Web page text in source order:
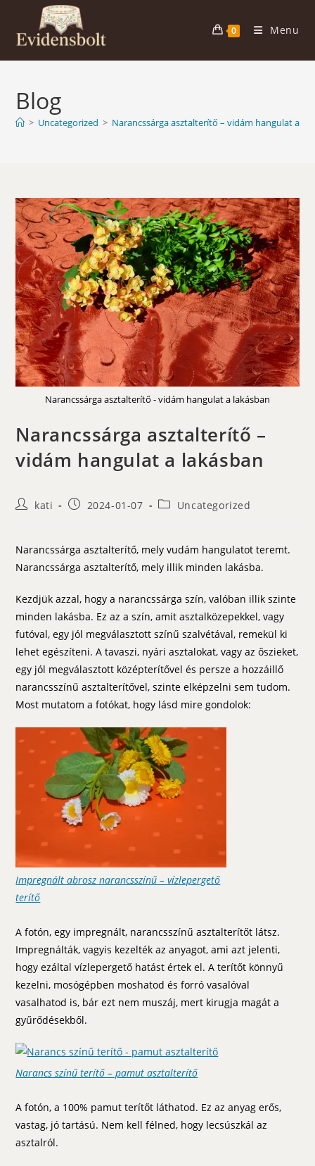
content
0 Menu
Blog
> Uncategorized > Narancssárga asztalterítő – vidám hangulat a
Narancssárga asztalterítő - vidám hangulat a lakásban
Narancssárga asztalterítő –
vidám hangulat a lakásban
Postkati
Post2024-01-07
PostUncategorized
Narancssárga asztalterítő, mely vudám hangulatot teremt.
Narancssárga asztalterítő, mely illik minden lakásba.
Kezdjük azzal, hogy a narancssárga szín, valóban illik szinte
minden lakásba. Ez az a szín, amit asztalközepekkel, vagy
futóval, egy jól megválasztott színű szalvétával, remekül ki
lehet egészíteni. A tavaszi, nyári asztalokat, vagy az őszieket,
egy jól megválasztott középterítővel és persze a hozzáillő
narancsszínű asztalterítővel, szinte elképzelni sem tudom.
Most mutatom a fotókat, hogy lásd mire gondolok:
Impregnált abrosz narancsszínű – vízlepergető
terítő
A fotón, egy impregnált, narancsszínű asztalterítőt látsz.
Impregnálták, vagyis kezelték az anyagot, ami azt jelenti,
hogy ezáltal vízlepergető hatást értek el. A terítőt könnyű
kezelni, mosógépben moshatod és forró vasalóval
vasalhatod is, bár ezt nem muszáj, mert kirugja magát a
gyűrődésekből.
Narancs színű terítő – pamut asztalterítő
A fotón, a 100% pamut terítőt láthatod. Ez az anyag erős,
vastag, jó tartású. Nem kell félned, hogy lecsúszkál az
asztalról.